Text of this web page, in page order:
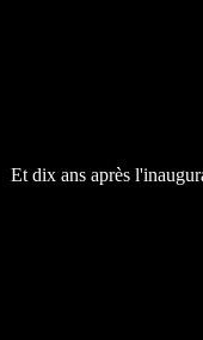
Et dix ans après